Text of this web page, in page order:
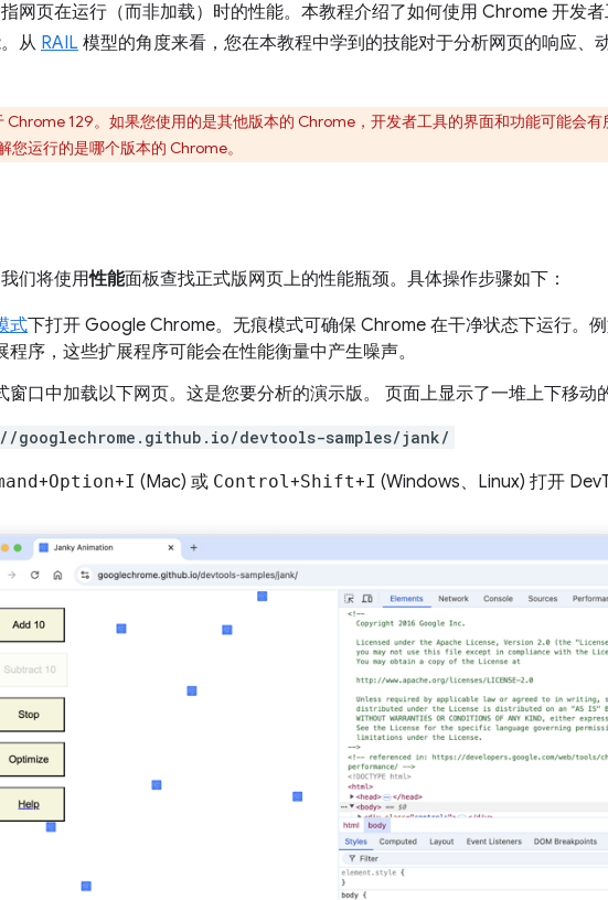
网页在运行（而非加载）时的性能。本教程介绍了如何使用 Chrome 开发者
从 RAIL 模型的角度来看，您在本教程中学到的技能对于分析网页的响应、
Chrome 129。如果您使用的是其他版本的 Chrome，开发者工具的界面和功能可能会
您运行的是哪个版本的 Chrome。
们将使用性能面板查找正式版网页上的性能瓶颈。具体操作步骤如下：
式下打开 Google Chrome。无痕模式可确保 Chrome 在干净状态下运行。
程序，这些扩展程序可能会在性能衡量中产生噪声。
窗口中加载以下网页。这是您要分析的演示版。 页面上显示了一堆上下移动
googlechrome.github.io/devtools-samples/jank/
+Option+I (Mac) 或 Control+Shift+I (Windows、Linux) 打开